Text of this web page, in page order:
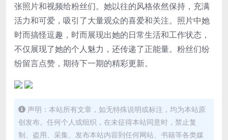
张照片和视频给粉丝们。她以往的风格依然保持，充满
活力和可爱，吸引了大量观众的喜爱和关注。照片中她
时而搞怪逗趣，时而展现出她的日常生活和工作状态，
不仅展现了她的个人魅力，还传递了正能量。粉丝们纷
纷留言点赞，期待下一期的精彩更新。
声明：本站所有文章，如无特殊说明或标注，均为本站原
创发布。任何个人或组织，在未征得本站同意时，禁止复
制、盗用、采集、发布本站内容到任何网站、书籍等各类媒